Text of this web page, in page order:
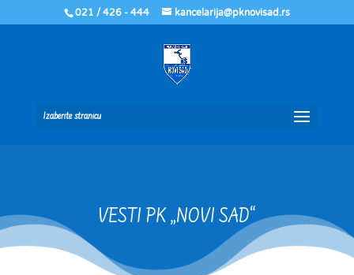
021 / 426 - 444 kancelarija@pknovisad.rs
Izaberite stranicu
VESTI PK „NOVI SAD“